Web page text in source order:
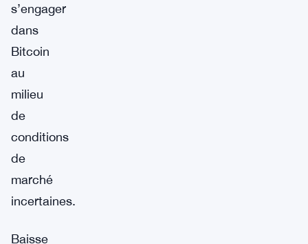
s’engager
dans
Bitcoin
au
milieu
de
conditions
de
marché
incertaines.
Baisse